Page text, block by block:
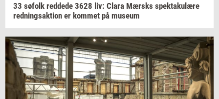
33 sø­folk red­de­de 3628 liv: Clara Mær­sks spek­taku­læ­re
red­nings­ak­tion er kom­met på mu­se­um